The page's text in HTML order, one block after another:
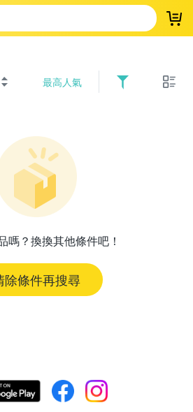
登
最高人氣
嗎？換換其他條件吧！
除條件再搜尋